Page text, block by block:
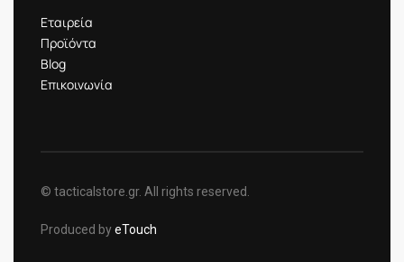
Εταιρεία
Προϊόντα
Blog
Επικοινωνία
© tacticalstore.gr. All rights reserved.
Produced byeTouch